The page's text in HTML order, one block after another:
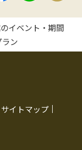
イベント・期間
ン
サイトマップ